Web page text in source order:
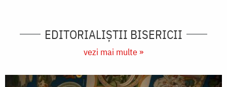
EDITORIALIȘTII BISERICII
vezi mai multe »